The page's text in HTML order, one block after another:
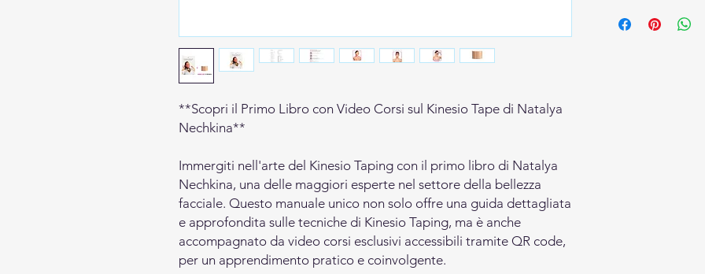
**Scopri il Primo Libro con Video Corsi sul Kinesio Tape di Natalya
Nechkina**
Immergiti nell'arte del Kinesio Taping con il primo libro di Natalya
Nechkina, una delle maggiori esperte nel settore della bellezza
facciale. Questo manuale unico non solo offre una guida dettagliata
e approfondita sulle tecniche di Kinesio Taping, ma è anche
accompagnato da video corsi esclusivi accessibili tramite QR code,
per un apprendimento pratico e coinvolgente.